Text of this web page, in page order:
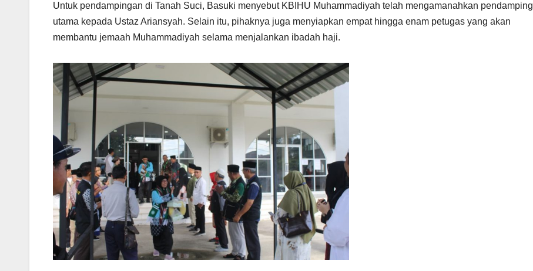
Untuk pendampingan di Tanah Suci, Basuki menyebut KBIHU Muhammadiyah telah mengamanahkan pendamping
utama kepada Ustaz Ariansyah. Selain itu, pihaknya juga menyiapkan empat hingga enam petugas yang akan
membantu jemaah Muhammadiyah selama menjalankan ibadah haji.